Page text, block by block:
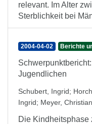
relevant. Im Alter
Sterblichkeit bei
2004-04-02 Berichte
Jugendlichen
Schubert, Ingrid;
Ingrid; Meyer,
Die Kindheitsphase